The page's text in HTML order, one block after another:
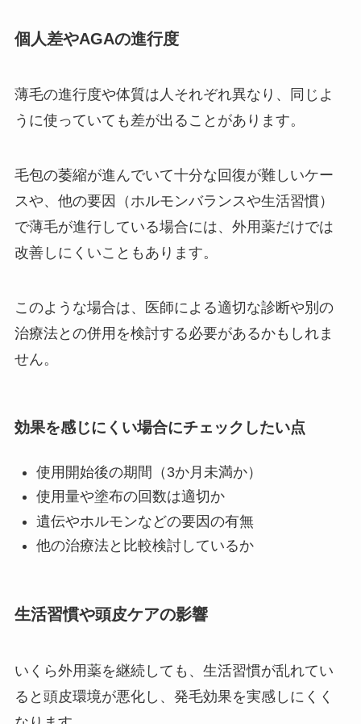
個人差やAGAの進行度
薄毛の進行度や体質は人それぞれ異なり、同じよ
うに使っていても差が出ることがあります。
毛包の萎縮が進んでいて十分な回復が難しいケー
スや、他の要因（ホルモンバランスや生活習慣）
で薄毛が進行している場合には、外用薬だけでは
改善しにくいこともあります。
このような場合は、医師による適切な診断や別の
治療法との併用を検討する必要があるかもしれま
せん。
効果を感じにくい場合にチェックしたい点
使用開始後の期間（3か月未満か）
使用量や塗布の回数は適切か
遺伝やホルモンなどの要因の有無
他の治療法と比較検討しているか
生活習慣や頭皮ケアの影響
いくら外用薬を継続しても、生活習慣が乱れてい
ると頭皮環境が悪化し、発毛効果を実感しにくく